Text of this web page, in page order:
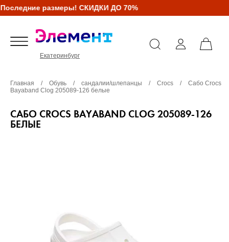
размеры! СКИДКИ ДО 70%
Екатеринбург
Главная / Обувь / сандалии/шлепанцы / Crocs /
Сабо Crocs
Bayaband Clog 205089-126 белые
САБО CROCS BAYABAND CLOG 205089-126
БЕЛЫЕ